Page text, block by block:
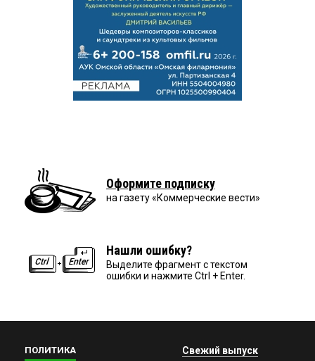
Оформите подписку
на газету «Коммерческие вести»
Нашли ошибку?
Выделите фрагмент с текстом
ошибки и нажмите Ctrl + Enter.
ПОЛИТИКА Свежий выпуск